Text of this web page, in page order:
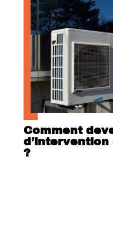
Comment
?